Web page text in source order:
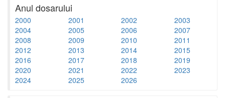
Anul dosarului
2000 2001 2002
2003
2004
2005 2006
2007
2008
2009 2010
2011
2012
2013 2014
2015
2016
2017 2018
2019
2020
2021 2022
2023
2024
2025 2026